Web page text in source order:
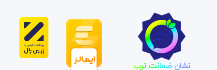
نشان ضمانت ترب